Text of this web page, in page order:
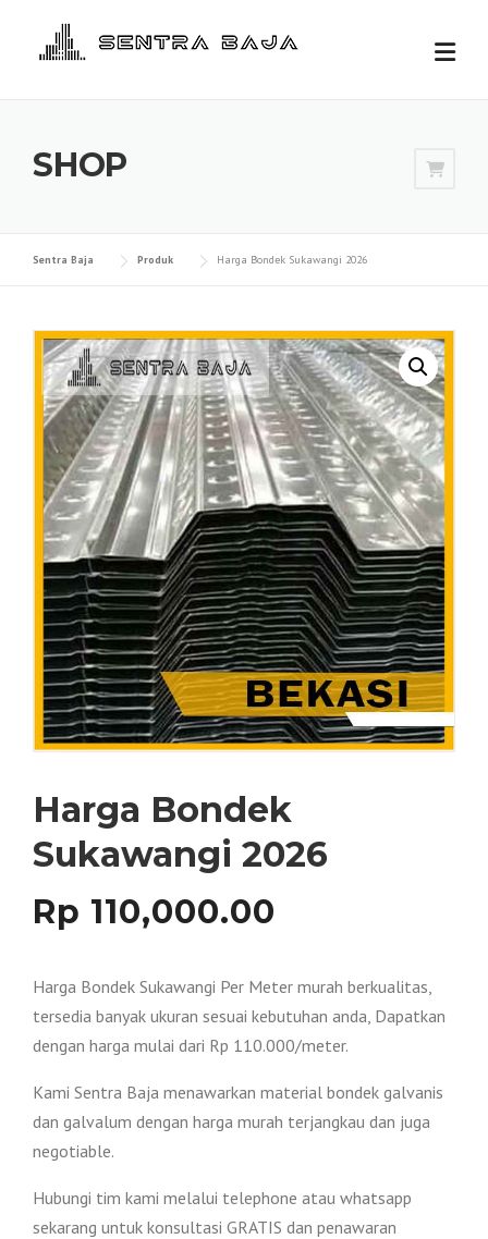
SHOP
Sentra Baja Produk Harga Bondek Sukawangi 2026
Harga Bondek
Sukawangi 2026
Rp 110,000.00
Harga Bondek Sukawangi Per Meter murah berkualitas,
tersedia banyak ukuran sesuai kebutuhan anda, Dapatkan
dengan harga mulai dari Rp 110.000/meter.
Kami Sentra Baja menawarkan material bondek galvanis
dan galvalum dengan harga murah terjangkau dan juga
negotiable.
Hubungi tim kami melalui telephone atau whatsapp
sekarang untuk konsultasi GRATIS dan penawaran